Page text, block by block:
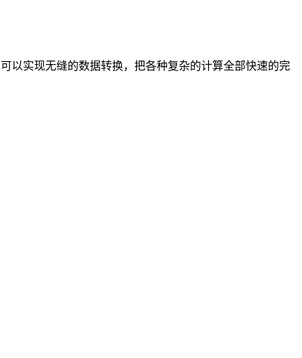
以实现无缝的数据转换，把各种复杂的计算全部快速的完